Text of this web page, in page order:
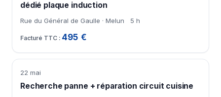
dédié plaque induction
Rue du Général de Gaulle · Melun 5 h
495 €
22 mai
Recherche panne + réparation circuit cuisine